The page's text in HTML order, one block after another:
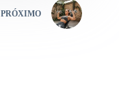
PRÓXIMO